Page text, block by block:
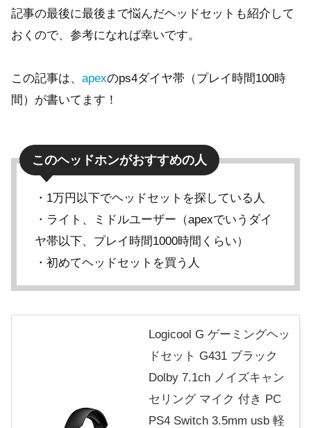
記事の最後に最後まで悩んだヘッドセットも紹介して
おくので、参考になれば幸いです。
この記事は、 apexのps4ダイヤ帯（プレイ時間100時
間）が書いてます！
このヘッドホンがおすすめの人
・1万円以下でヘッドセットを探している人
・ライト、ミドルユーザー（apexでいうダイ
ヤ帯以下、プレイ時間1000時間くらい）
・初めてヘッドセットを買う人
Logicool G ゲーミングヘッ
ドセット G431 ブラック
Dolby 7.1ch ノイズキャン
セリング マイク 付き PC
PS4 Switch 3.5mm usb 軽